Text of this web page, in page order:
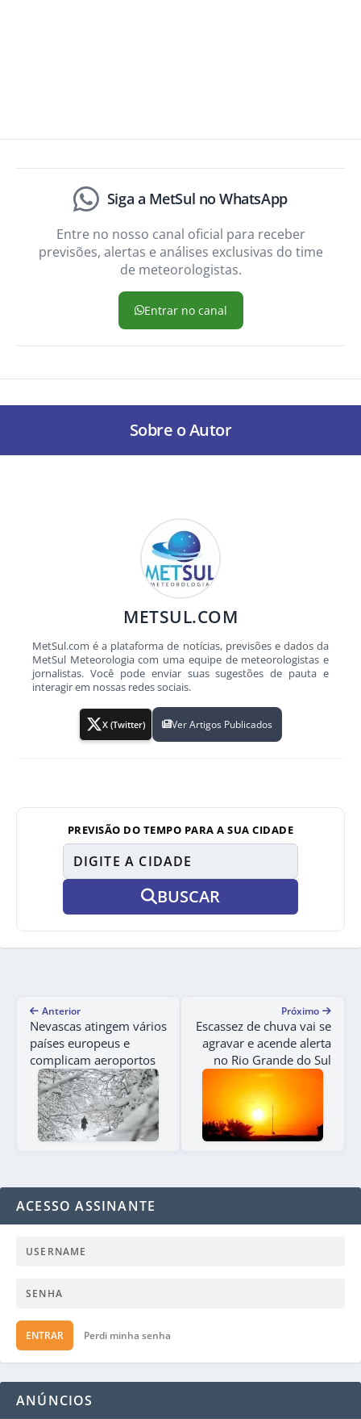
Siga a MetSul no WhatsApp
Entre no nosso canal oficial para receber
previsões, alertas e análises exclusivas do time
de meteorologistas.
Entrar no canal
Sobre o Autor
METSUL.COM
MetSul.com é a plataforma de notícias, previsões e dados da
MetSul Meteorologia com uma equipe de meteorologistas e
jornalistas. Você pode enviar suas sugestões de pauta e
interagir em nossas redes sociais.
X (Twitter) Ver Artigos Publicados
PREVISÃO DO TEMPO PARA A SUA CIDADE
BUSCAR
Anterior
Nevascas atingem vários
países europeus e
complicam aeroportos
Próximo
Escassez de chuva vai se
agravar e acende alerta
no Rio Grande do Sul
ACESSO ASSINANTE
ENTRAR Perdi minha senha
ANÚNCIOS